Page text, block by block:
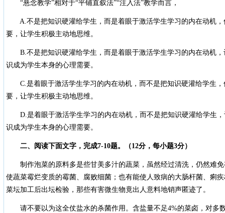
“悬念教学”相对于“平铺直叙法”“注入法”教学而言，
A.不是把知识硬灌给学生，而是着眼于激活学生学习的内在动机，
要，让学生积极主动地思维。
B.不是把知识硬灌给学生，而是着眼于激活学生学习的内在动机，
识成为学生本身的心理需要。
C.是着眼于激活学生学习的内在动机，而不是把知识硬灌给学生，
要，让学生积极主动地思维。
D.是着眼于激活学生学习的内在动机，而不是把知识硬灌给学生，
识成为学生本身的心理需要。
二、阅读下面文字，完成7-10题。（12分，每小题3分）
制作泡菜的原料多是些甘美多汁的蔬菜，虽然经过清洗，仍然难免
使蔬菜霉烂变质的霉菌、腐败细菌；也有能使人致病的大肠杆菌、痢
菜坛加工后出坛检验，那些有害微生物竟出人意料地销声匿迹了。
请不要以为这全仗盐水的杀菌作用。含盐量不足4%的菜卤，对多